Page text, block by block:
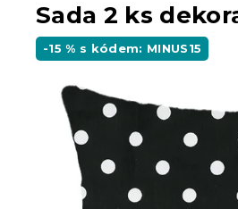
Sada 2 ks
-15 % s kódem: MINUS15